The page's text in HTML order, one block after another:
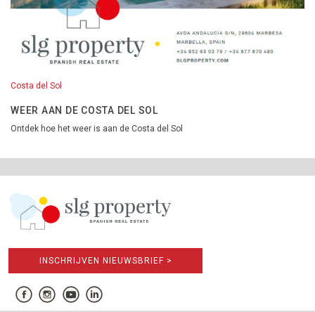
Costa del Sol
WEER AAN DE COSTA DEL SOL
Ontdek hoe het weer is aan de Costa del Sol
INSCHRIJVEN NIEUWSBRIEF >